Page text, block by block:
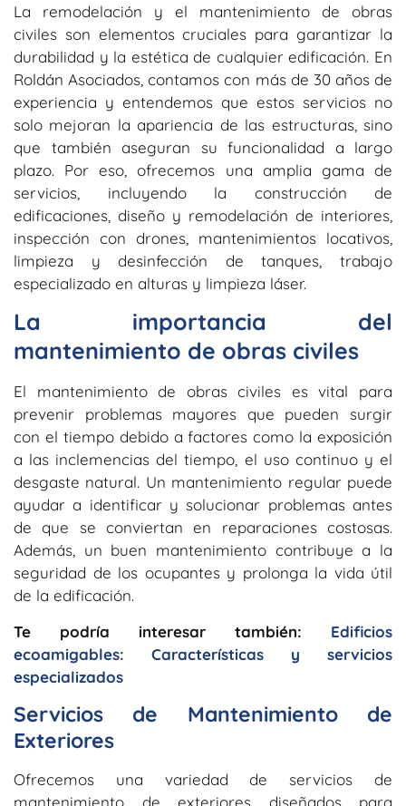
La remodelación y el mantenimiento de obras
civiles son elementos cruciales para garantizar la
durabilidad y la estética de cualquier edificación. En
Roldán Asociados, contamos con más de 30 años de
experiencia y entendemos que estos servicios no
solo mejoran la apariencia de las estructuras, sino
que también aseguran su funcionalidad a largo
plazo. Por eso, ofrecemos una amplia gama de
servicios, incluyendo la construcción de
edificaciones, diseño y remodelación de interiores,
inspección con drones, mantenimientos locativos,
limpieza y desinfección de tanques, trabajo
especializado en alturas y limpieza láser.
La importancia del
mantenimiento de obras civiles
El mantenimiento de obras civiles es vital para
prevenir problemas mayores que pueden surgir
con el tiempo debido a factores como la exposición
a las inclemencias del tiempo, el uso continuo y el
desgaste natural. Un mantenimiento regular puede
ayudar a identificar y solucionar problemas antes
de que se conviertan en reparaciones costosas.
Además, un buen mantenimiento contribuye a la
seguridad de los ocupantes y prolonga la vida útil
de la edificación.
Te podría interesar también: Edificios
ecoamigables: Características y servicios
especializados
Servicios de Mantenimiento de
Exteriores
Ofrecemos una variedad de servicios de
mantenimiento de exteriores diseñados para